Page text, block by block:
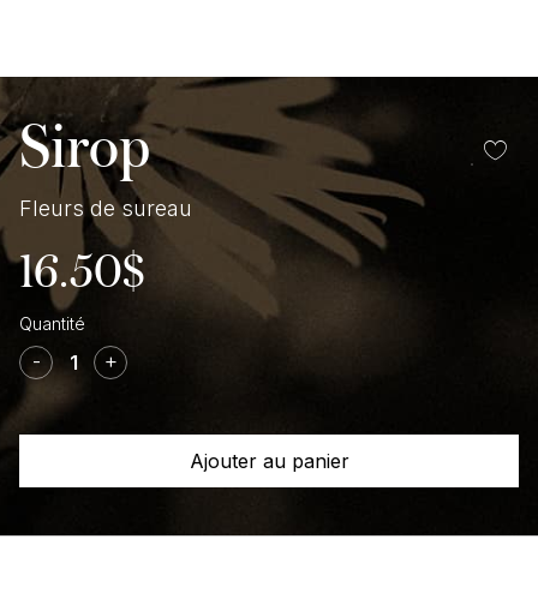
Sirop
Fleurs de sureau
16.50$
de
Sirop
sureau
- +
Ajouter au panier